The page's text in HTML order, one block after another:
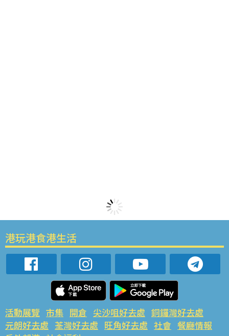
港玩港食港生活
活動展覽 市集 開倉 尖沙咀好去處 銅鑼灣好去處
元朗好去處 荃灣好去處 旺角好去處 社會 餐廳情報